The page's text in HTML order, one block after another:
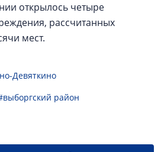
открылось четыре
рассчитанных
мест.
Девяткино
район